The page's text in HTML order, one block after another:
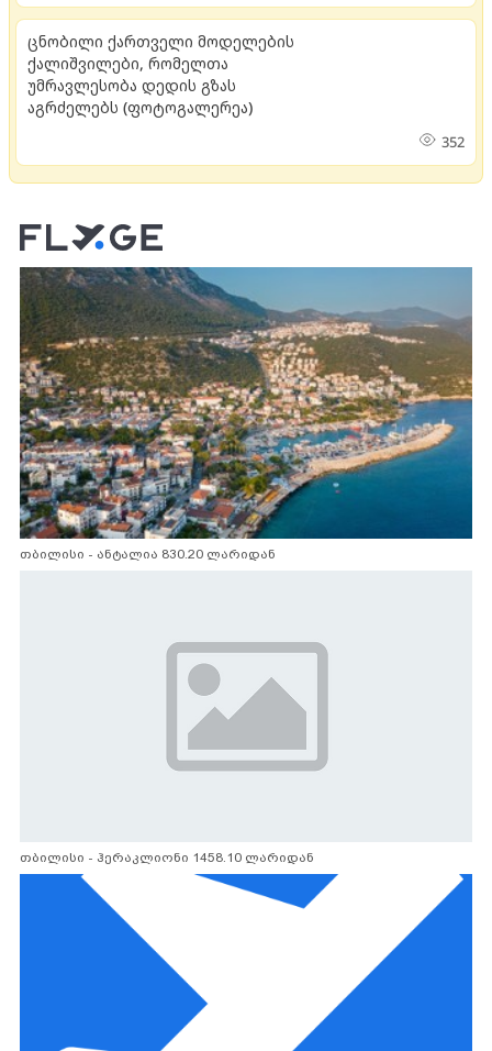
ცნობილი ქართველი მოდელების
ქალიშვილები, რომელთა
უმრავლესობა დედის გზას
აგრძელებს (ფოტოგალერეა)
352
თბილისი - ანტალია 830.20 ლარიდან
თბილისი - ჰერაკლიონი 1458.10 ლარიდან